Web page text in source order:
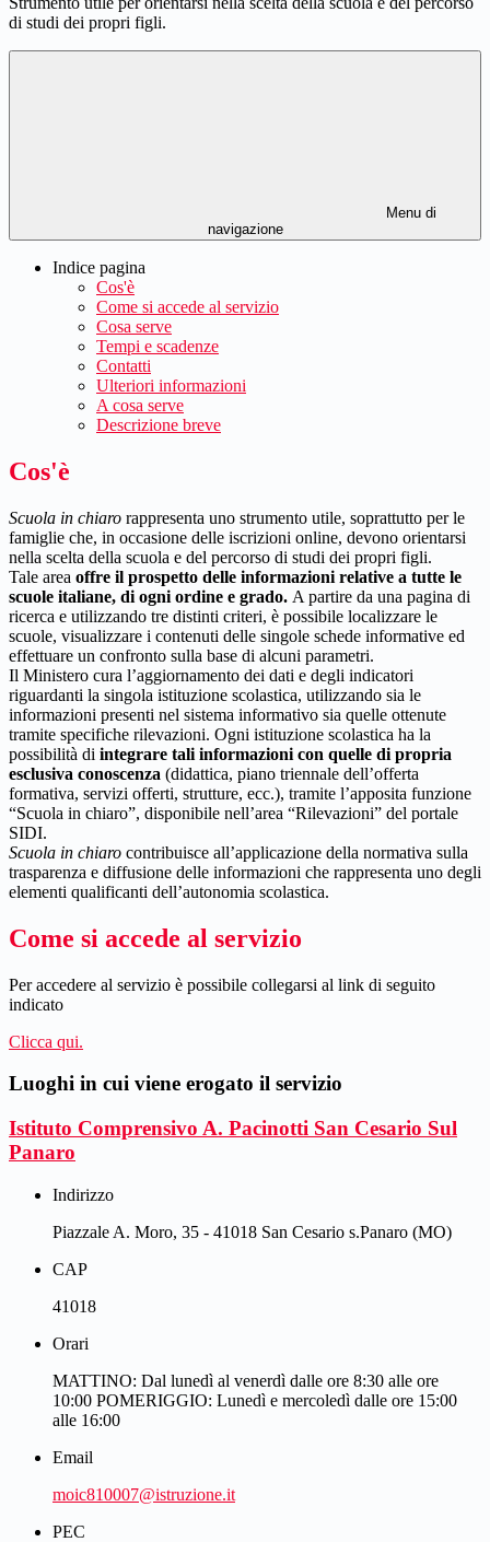
di studi dei propri figli.
Menu di
navigazione
Indice pagina
Cos'è
Come si accede al servizio
Cosa serve
Tempi e scadenze
Contatti
Ulteriori informazioni
A cosa serve
Descrizione breve
Cos'è
Scuola in chiaro rappresenta uno strumento utile, soprattutto per le
famiglie che, in occasione delle iscrizioni online, devono orientarsi
nella scelta della scuola e del percorso di studi dei propri figli.
Tale area offre il prospetto delle informazioni relative a tutte le
scuole italiane, di ogni ordine e grado. A partire da una pagina di
ricerca e utilizzando tre distinti criteri, è possibile localizzare le
scuole, visualizzare i contenuti delle singole schede informative ed
effettuare un confronto sulla base di alcuni parametri.
Il Ministero cura l’aggiornamento dei dati e degli indicatori
riguardanti la singola istituzione scolastica, utilizzando sia le
informazioni presenti nel sistema informativo sia quelle ottenute
tramite specifiche rilevazioni. Ogni istituzione scolastica ha la
possibilità di integrare tali informazioni con quelle di propria
esclusiva conoscenza (didattica, piano triennale dell’offerta
formativa, servizi offerti, strutture, ecc.), tramite l’apposita funzione
“Scuola in chiaro”, disponibile nell’area “Rilevazioni” del portale
SIDI.
Scuola in chiaro contribuisce all’applicazione della normativa sulla
trasparenza e diffusione delle informazioni che rappresenta uno degli
elementi qualificanti dell’autonomia scolastica.
Come si accede al servizio
Per accedere al servizio è possibile collegarsi al link di seguito
indicato
Clicca qui.
Luoghi in cui viene erogato il servizio
Istituto Comprensivo A. Pacinotti San Cesario Sul
Panaro
Indirizzo
Piazzale A. Moro, 35 - 41018 San Cesario s.Panaro (MO)
CAP
41018
Orari
MATTINO: Dal lunedì al venerdì dalle ore 8:30 alle ore
10:00 POMERIGGIO: Lunedì e mercoledì dalle ore 15:00
alle 16:00
Email
moic810007@istruzione.it
PEC